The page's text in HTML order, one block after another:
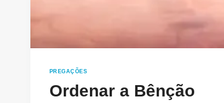
PREGAÇÕES
Ordenar a Bênção